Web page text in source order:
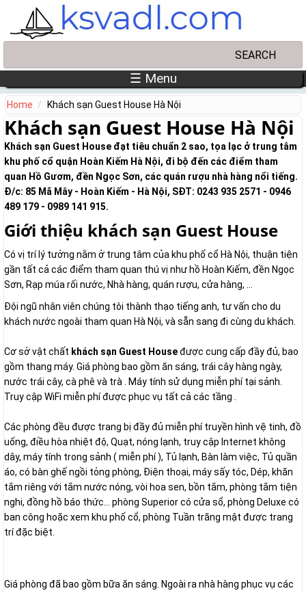
Skip to main content
☰ Menu
Home Khách sạn Guest House Hà Nội
Khách sạn Guest House Hà Nội
Khách sạn Guest House đạt tiêu chuẩn 2 sao, tọa lạc ở trung tâm
khu phố cổ quận Hoàn Kiếm Hà Nội, đi bộ đến các điểm tham
quan Hồ Gươm, đền Ngọc Sơn, các quán rượu nhà hàng nổi tiếng.
Đ/c: 85 Mã Mây - Hoàn Kiếm - Hà Nội, SĐT: 0243 935 2571 - 0946
489 179 - 0989 141 915.
Giới thiệu khách sạn Guest House
Có vị trí lý tưởng nằm ở trung tâm của khu phố cổ Hà Nội, thuận tiện
gần tất cả các điểm tham quan thú vị như hồ Hoàn Kiếm, đền Ngọc
Sơn, Rạp múa rối nước, Nhà hàng, quán rượu, cửa hàng, ...
Đội ngũ nhân viên chúng tôi thành thạo tiếng anh, tư vấn cho du
khách nước ngoài tham quan Hà Nội, và sẵn sang đi cùng du khách.
Cơ sở vật chất khách sạn Guest Houseđược cung cấp đầy đủ, bao
gồm thang máy. Giá phòng bao gồm ăn sáng, trái cây hàng ngày,
nước trái cây, cà phê và trà . Máy tính sử dụng miễn phí tại sảnh.
Truy cập WiFi miễn phí được phục vụ tất cả các tầng .
Các phòng đều được trang bị đầy đủ miễn phí truyền hình vệ tinh, đồ
uống, điều hòa nhiệt độ, Quạt, nóng lạnh, truy cập Internet không
dây, máy tính trong sảnh ( miễn phí ), Tủ lạnh, Bàn làm việc, Tủ quần
áo, có bàn ghế ngồi tỏng phòng, Điện thoại, máy sấy tóc, Dép, khăn
tắm riêng với tắm nước nóng, vòi hoa sen, bồn tắm, phòng tắm tiện
nghi, đồng hồ báo thức... phòng Superior có cửa sổ, phòng Deluxe có
ban công hoặc xem khu phố cổ, phòng Tuần trăng mật được trang
trí đặc biệt.
Giá phòng đã bao gồm bữa ăn sáng. Ngoài ra nhà hàng phục vụ các